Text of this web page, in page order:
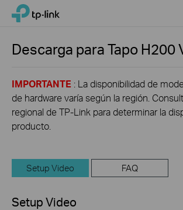
Click
navigation
TP-Link, Reliably Smart
Descarga paraTapo H200
IMPORTANTE : La disponibilidad de
de hardware varía según la región.
regional de TP-Link para determinar la
producto.
Setup Video FAQ
Setup Video